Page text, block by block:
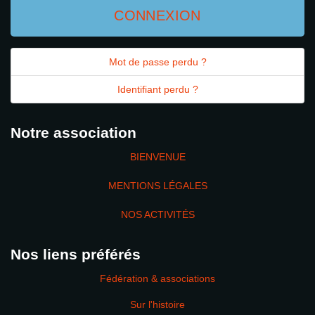
CONNEXION
Mot de passe perdu ?
Identifiant perdu ?
Notre association
BIENVENUE
MENTIONS LÉGALES
NOS ACTIVITÉS
Nos liens préférés
Fédération & associations
Sur l'histoire